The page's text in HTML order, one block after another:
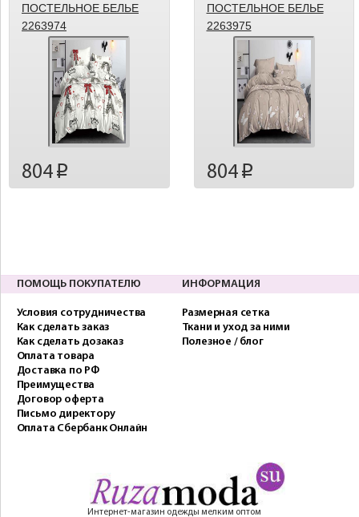
ПОСТЕЛЬНОЕ БЕЛЬЕ
2263974
804 p
ПОСТЕЛЬНОЕ БЕЛЬЕ
2263975
804p
ПОМОЩЬ ПОКУПАТЕЛЮ
Условия сотрудничества
Как сделать заказ
Как сделать дозаказ
Оплата товара
Доставка по РФ
Преимущества
Договор оферта
Письмо директору
Оплата Сбербанк Онлайн
ИНФОРМАЦИЯ
Размерная сетка
Ткани и уход за ними
Полезное / блог
Интернет-магазин одежды мелким оптом